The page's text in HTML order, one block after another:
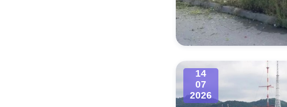
14
07
2026